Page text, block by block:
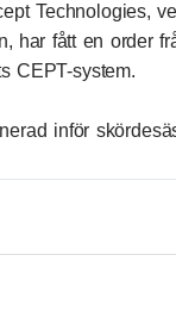
Technologies,
har fått en order
CEPT-system.
inför